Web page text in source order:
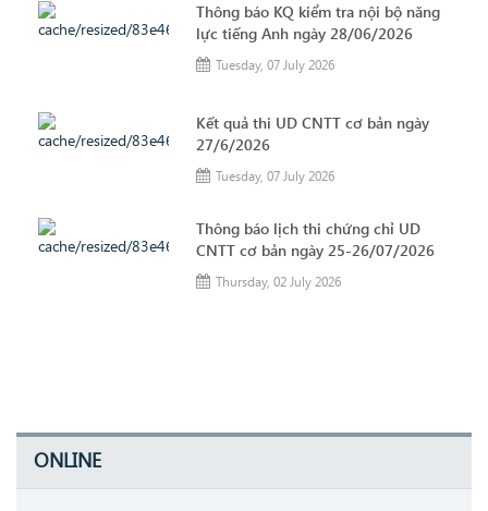
Thông báo KQ kiểm tra nội bộ năng
lực tiếng Anh ngày 28/06/2026
Tuesday, 07 July 2026
Kết quả thi UD CNTT cơ bản ngày
27/6/2026
Tuesday, 07 July 2026
Thông báo lịch thi chứng chỉ UD
CNTT cơ bản ngày 25-26/07/2026
Thursday, 02 July 2026
ONLINE